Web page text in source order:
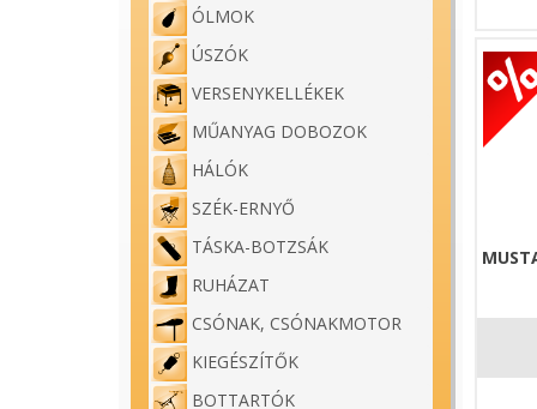
ÓLMOK
ÚSZÓK
VERSENYKELLÉKEK
MŰANYAG DOBOZOK
HÁLÓK
SZÉK-ERNYŐ
TÁSKA-BOTZSÁK
RUHÁZAT
CSÓNAK, CSÓNAKMOTOR
KIEGÉSZÍTŐK
BOTTARTÓK